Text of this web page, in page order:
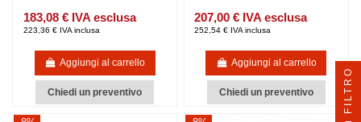
183,08 € IVA esclusa
223,36 € IVA inclusa
Aggiungi al carrello
Chiedi un preventivo
207,00 € IVA esclusa
252,54 € IVA inclusa
Aggiungi al carrello
Chiedi un preventivo FILTRO